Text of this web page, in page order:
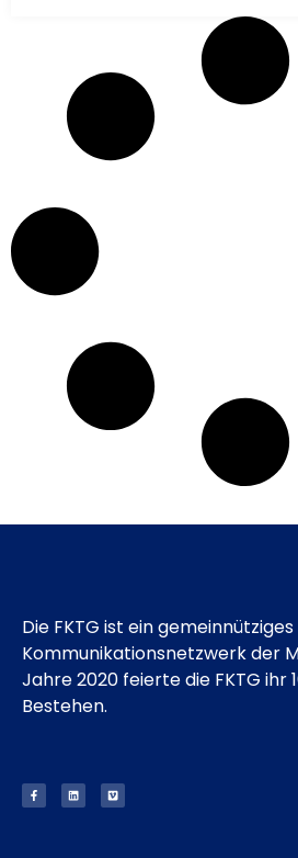
Die FKTG ist ein
Kommunikationsnetzwerk der
Jahre 2020 feierte die FKTG ihr
Bestehen.